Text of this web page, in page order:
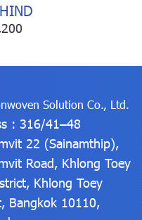
Solution Co., Ltd.
: 316/41–48
22 (Sainamthip),
Road, Khlong Toey
Khlong Toey
Bangkok 10110,